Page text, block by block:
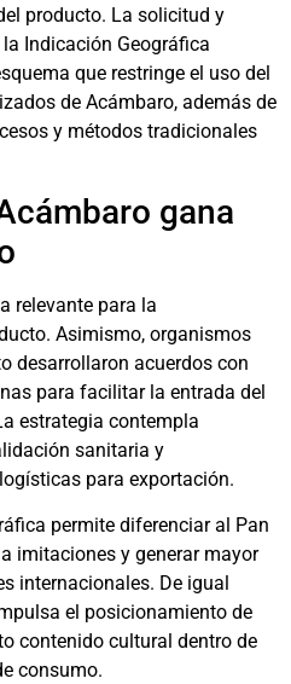
producto. La solicitud y
Indicación Geográfica
que restringe el uso del
de Acámbaro, además de
y métodos tradicionales
gana
relevante para la
Asimismo, organismos
desarrollaron acuerdos con
para facilitar la entrada del
estrategia contempla
sanitaria y
para exportación.
permite diferenciar al Pan
imitaciones y generar mayor
internacionales. De igual
el posicionamiento de
contenido cultural dentro de
consumo.